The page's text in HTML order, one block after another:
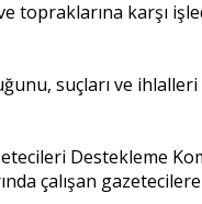
topraklarına karşı
suçları ve
Destekleme
çalışan